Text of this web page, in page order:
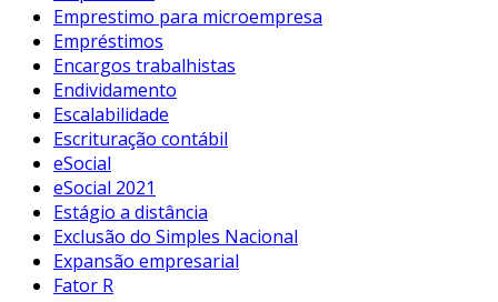
Emprestimo para microempresa
Empréstimos
Encargos trabalhistas
Endividamento
Escalabilidade
Escrituração contábil
eSocial
eSocial 2021
Estágio a distância
Exclusão do Simples Nacional
Expansão empresarial
Fator R